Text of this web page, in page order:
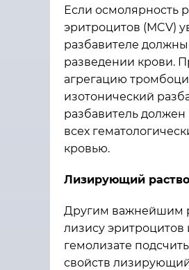
Если осмолярность
эритроцитов (MCV)
разбавителе
разведении крови.
агрегацию
изотонический
разбавитель
всех
кровью.
Лизирующий
Другим важнейшим
лизису
гемолизате
свойств